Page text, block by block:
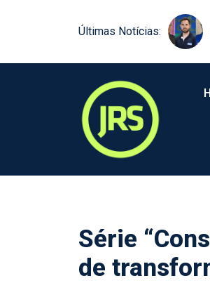
Últimas Notícias:
Série
de